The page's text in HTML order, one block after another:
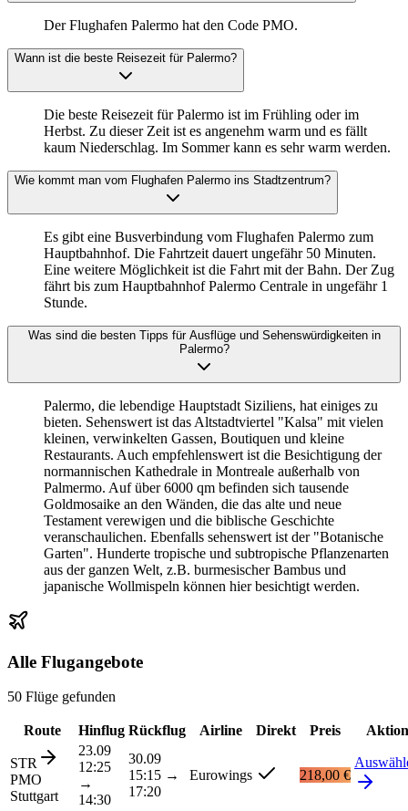
Der Flughafen Palermo hat den Code PMO.
Wann ist die beste Reisezeit für Palermo?
Die beste Reisezeit für Palermo ist im Frühling oder im
Herbst. Zu dieser Zeit ist es angenehm warm und es fällt
kaum Niederschlag. Im Sommer kann es sehr warm werden.
Wie kommt man vom Flughafen Palermo ins Stadtzentrum?
Es gibt eine Busverbindung vom Flughafen Palermo zum
Hauptbahnhof. Die Fahrtzeit dauert ungefähr 50 Minuten.
Eine weitere Möglichkeit ist die Fahrt mit der Bahn. Der Zug
fährt bis zum Hauptbahnhof Palermo Centrale in ungefähr 1
Stunde.
Was sind die besten Tipps für Ausflüge und Sehenswürdigkeiten in
Palermo?
Palermo, die lebendige Hauptstadt Siziliens, hat einiges zu
bieten. Sehenswert ist das Altstadtviertel "Kalsa" mit vielen
kleinen, verwinkelten Gassen, Boutiquen und kleine
Restaurants. Auch empfehlenswert ist die Besichtigung der
normannischen Kathedrale in Montreale außerhalb von
Palmermo. Auf über 6000 qm befinden sich tausende
Goldmosaike an den Wänden, die das alte und neue
Testament verewigen und die biblische Geschichte
veranschaulichen. Ebenfalls sehenswert ist der "Botanische
Garten". Hunderte tropische und subtropische Pflanzenarten
aus der ganzen Welt, z.B. burmesischer Bambus und
japanische Wollmispeln können hier besichtigt werden.
Alle Flugangebote
50 Flüge gefunden
Route Hinflug Rückflug Airline Direkt Preis Aktion
STR
PMO
Stuttgart
23.09
12:25
→
14:30
30.09
15:15 →
17:20
Eurowings 218,00 €